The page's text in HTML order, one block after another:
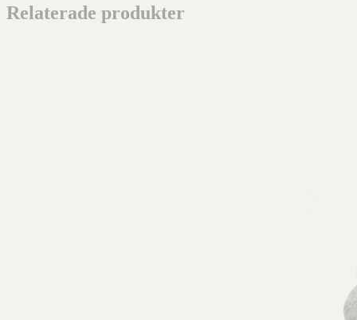
Relaterade produkter